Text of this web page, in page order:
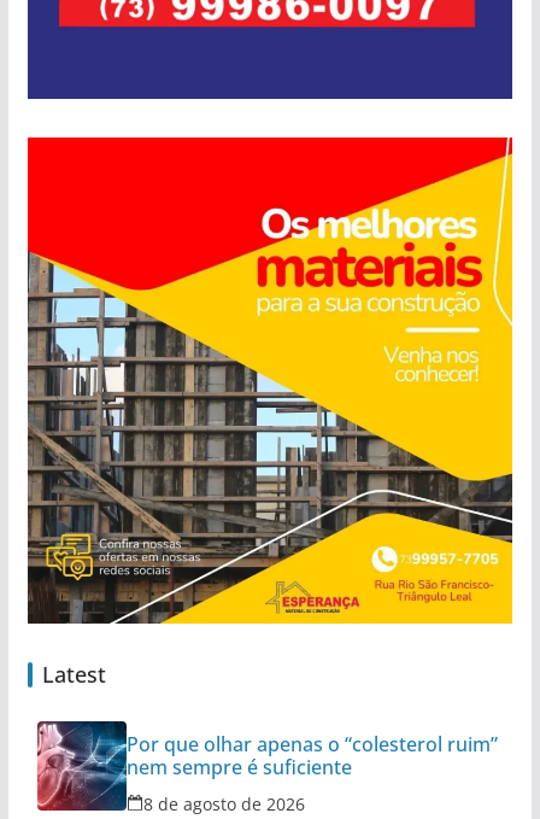
Latest
Por que olhar apenas o “colesterol ruim”
nem sempre é suficiente
8 de agosto de 2026